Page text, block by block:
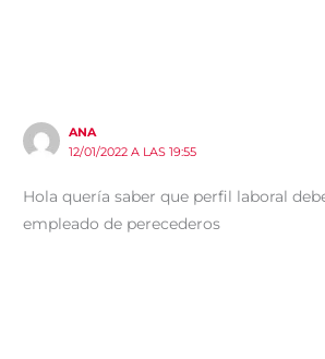
ANA
12/01/2022 A LAS 19:55
Hola quería saber que perfil laboral
empleado de perecederos